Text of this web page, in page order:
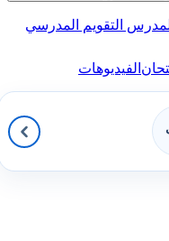
التقويم المدرسي
الفيديوهات